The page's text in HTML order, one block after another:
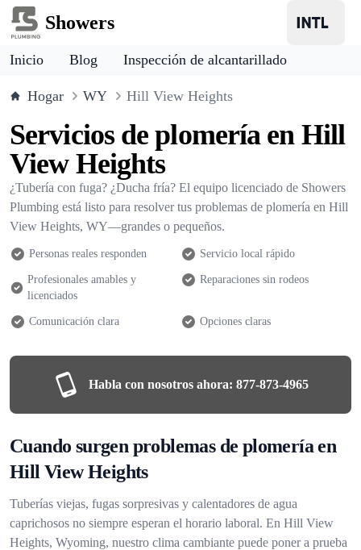
Showers
Inicio Blog Inspección de alcantarillado
Hogar WY Hill View Heights
Servicios de plomería en Hill
View Heights
¿Tubería con fuga? ¿Ducha fría? El equipo licenciado de Showers
Plumbing está listo para resolver tus problemas de plomería en Hill
View Heights, WY—grandes o pequeños.
Personas reales responden Servicio local rápido
Profesionales amables y
licenciados
Reparaciones sin rodeos
Comunicación clara Opciones claras
Habla con nosotros ahora: 877-873-4965
Cuando surgen problemas de plomería en
Hill View Heights
Tuberías viejas, fugas sorpresivas y calentadores de agua
caprichosos no siempre esperan el horario laboral. En Hill View
Heights, Wyoming, nuestro clima cambiante puede poner a prueba